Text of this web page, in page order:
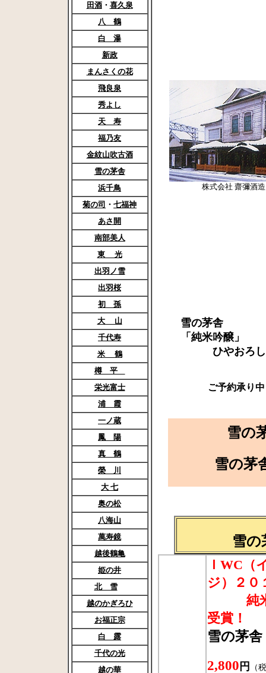
田酒・ 喜久泉
八 鶴
白 瀑
新政
まんさくの花
飛良泉
秀よし
天 寿
福乃友
金紋山吹古酒
雪の茅舎
浜千鳥
菊の司 ・ 七福神
あさ開
南部美人
東 光
出羽ノ雪
出羽桜
初 孫
大 山
千代寿
米 鶴
樽 平
栄光富士
浦 霞
一ノ蔵
鳳 陽
真 鶴
榮 川
大 七
奥の松
八海山
萬寿鏡
越後鶴亀
姫の井
北 雪
越のかぎろひ
お福正宗
白 露
千代の光
越の華
株式会社 齋彌酒
雪の茅舎
「純米吟醸」
ひやおろし
ご予約承り
雪の
雪の茅
雪
ＩWC（
ジ）２０
純米吟
受賞！
雪の茅
2,800 円 （